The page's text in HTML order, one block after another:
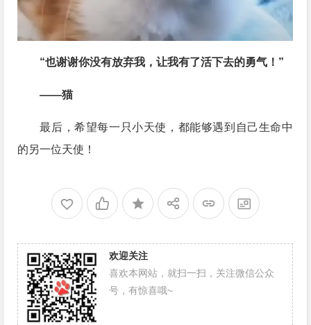
“也谢谢你没有放弃我，让我有了活下去的勇气！”
——猫
最后，希望每一只小天使，都能够遇到自己生命中
的另一位天使！
欢迎关注
喜欢本网站，就扫一扫，关注微信公众
号，有惊喜哦~